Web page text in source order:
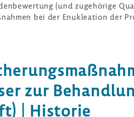
(und zugehörige
bei der Enukleation der
zur
| Historie